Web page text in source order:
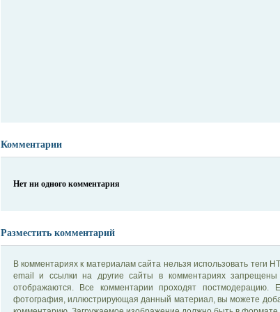
Комментарии
Нет ни одного комментария
Разместить комментарий
В комментариях к материалам сайта нельзя использовать теги
email и ссылки на другие сайты в комментариях
отображаются. Все комментарии проходят постмодерацию.
фотография, иллюстрирующая данный материал, вы можете